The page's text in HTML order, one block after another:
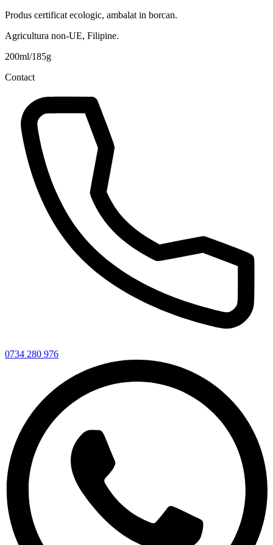
Produs certificat ecologic, ambalat in borcan.
Agricultura non-UE, Filipine.
200ml/185g
Contact
0734 280 976